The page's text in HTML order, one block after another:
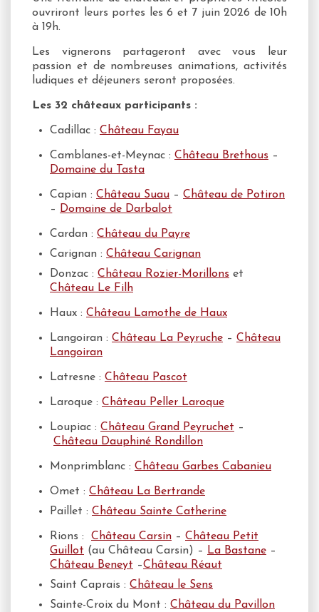
ouvriront leurs portes les 6 et 7 juin 2026 de 10h
à 19h.
Les vignerons partageront avec vous leur
passion et de nombreuses animations, activités
ludiques et déjeuners seront proposées.
Les 32 châteaux participants :
Cadillac : Château Fayau
Camblanes-et-Meynac : Château Brethous –
Domaine du Tasta
Capian : Château Suau – Château de Potiron
– Domaine de Darbalot
Cardan : Château du Payre
Carignan : Château Carignan
Donzac : Château Rozier-Morillons et
Château Le Filh
Haux : Château Lamothe de Haux
Langoiran : Château La Peyruche – Château
Langoiran
Latresne : Château Pascot
Laroque : Château Peller Laroque
Loupiac : Château Grand Peyruchet –
Château Dauphiné Rondillon
Monprimblanc : Château Garbes Cabanieu
Omet : Château La Bertrande
Paillet : Château Sainte Catherine
Rions : Château Carsin – Château Petit
Guillot (au Château Carsin) – La Bastane –
Château Beneyt –Château Réaut
Saint Caprais : Château le Sens
Sainte-Croix du Mont : Château du Pavillon